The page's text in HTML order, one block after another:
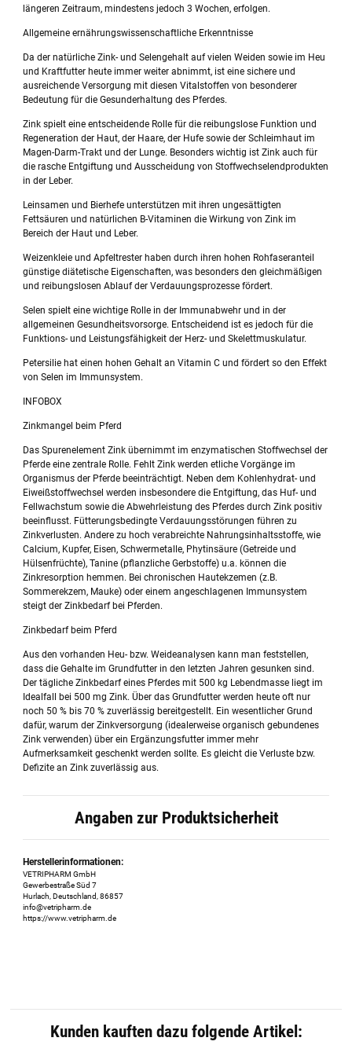
längeren Zeitraum, mindestens jedoch 3 Wochen, erfolgen.
Allgemeine ernährungswissenschaftliche Erkenntnisse
Da der natürliche Zink- und Selengehalt auf vielen Weiden sowie im Heu
und Kraftfutter heute immer weiter abnimmt, ist eine sichere und
ausreichende Versorgung mit diesen Vitalstoffen von besonderer
Bedeutung für die Gesunderhaltung des Pferdes.
Zink spielt eine entscheidende Rolle für die reibungslose Funktion und
Regeneration der Haut, der Haare, der Hufe sowie der Schleimhaut im
Magen-Darm-Trakt und der Lunge. Besonders wichtig ist Zink auch für
die rasche Entgiftung und Ausscheidung von Stoffwechselendprodukten
in der Leber.
Leinsamen und Bierhefe unterstützen mit ihren ungesättigten
Fettsäuren und natürlichen B-Vitaminen die Wirkung von Zink im
Bereich der Haut und Leber.
Weizenkleie und Apfeltrester haben durch ihren hohen Rohfaseranteil
günstige diätetische Eigenschaften, was besonders den gleichmäßigen
und reibungslosen Ablauf der Verdauungsprozesse fördert.
Selen spielt eine wichtige Rolle in der Immunabwehr und in der
allgemeinen Gesundheitsvorsorge. Entscheidend ist es jedoch für die
Funktions- und Leistungsfähigkeit der Herz- und Skelettmuskulatur.
Petersilie hat einen hohen Gehalt an Vitamin C und fördert so den Effekt
von Selen im Immunsystem.
INFOBOX
Zinkmangel beim Pferd
Das Spurenelement Zink übernimmt im enzymatischen Stoffwechsel der
Pferde eine zentrale Rolle. Fehlt Zink werden etliche Vorgänge im
Organismus der Pferde beeinträchtigt. Neben dem Kohlenhydrat- und
Eiweißstoffwechsel werden insbesondere die Entgiftung, das Huf- und
Fellwachstum sowie die Abwehrleistung des Pferdes durch Zink positiv
beeinflusst. Fütterungsbedingte Verdauungsstörungen führen zu
Zinkverlusten. Andere zu hoch verabreichte Nahrungsinhaltsstoffe, wie
Calcium, Kupfer, Eisen, Schwermetalle, Phytinsäure (Getreide und
Hülsenfrüchte), Tanine (pflanzliche Gerbstoffe) u.a. können die
Zinkresorption hemmen. Bei chronischen Hautekzemen (z.B.
Sommerekzem, Mauke) oder einem angeschlagenen Immunsystem
steigt der Zinkbedarf bei Pferden.
Zinkbedarf beim Pferd
Aus den vorhanden Heu- bzw. Weideanalysen kann man feststellen,
dass die Gehalte im Grundfutter in den letzten Jahren gesunken sind.
Der tägliche Zinkbedarf eines Pferdes mit 500 kg Lebendmasse liegt im
Idealfall bei 500 mg Zink. Über das Grundfutter werden heute oft nur
noch 50 % bis 70 % zuverlässig bereitgestellt. Ein wesentlicher Grund
dafür, warum der Zinkversorgung (idealerweise organisch gebundenes
Zink verwenden) über ein Ergänzungsfutter immer mehr
Aufmerksamkeit geschenkt werden sollte. Es gleicht die Verluste bzw.
Defizite an Zink zuverlässig aus.
Angaben zur Produktsicherheit
Herstellerinformationen:
VETRIPHARM GmbH
Gewerbestraße Süd 7
Hurlach, Deutschland, 86857
info@vetripharm.de
https://www.vetripharm.de
Kunden kauften dazu folgende Artikel: